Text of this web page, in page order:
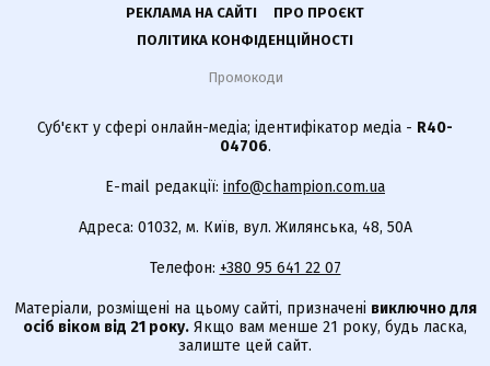
РЕКЛАМА НА САЙТІ
ПРО ПРОЄКТ
ПОЛІТИКА КОНФІДЕНЦІЙНОСТІ
Промокоди
Суб'єкт у сфері онлайн-медіа; ідентифікатор медіа - R40-
04706.
E-mail редакції: info@champion.com.ua
Адреса: 01032, м. Київ, вул. Жилянська, 48, 50А
Телефон: +380 95 641 22 07
Матеріали, розміщені на цьому сайті, призначені виключно для
осіб віком від 21 року. Якщо вам менше 21 року, будь ласка,
залиште цей сайт.